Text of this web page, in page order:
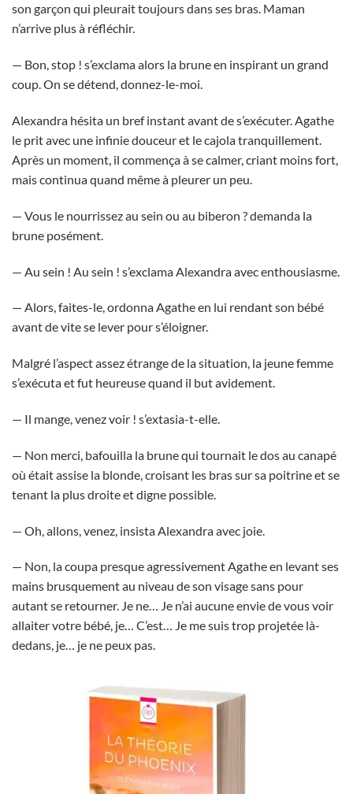
son garçon qui pleurait toujours dans ses bras. Maman
n’arrive plus à réfléchir.
— Bon, stop ! s’exclama alors la brune en inspirant un grand
coup. On se détend, donnez-le-moi.
Alexandra hésita un bref instant avant de s’exécuter. Agathe
le prit avec une infinie douceur et le cajola tranquillement.
Après un moment, il commença à se calmer, criant moins fort,
mais continua quand même à pleurer un peu.
— Vous le nourrissez au sein ou au biberon ? demanda la
brune posément.
— Au sein ! Au sein ! s’exclama Alexandra avec enthousiasme.
— Alors, faites-le, ordonna Agathe en lui rendant son bébé
avant de vite se lever pour s’éloigner.
Malgré l’aspect assez étrange de la situation, la jeune femme
s’exécuta et fut heureuse quand il but avidement.
— Il mange, venez voir ! s’extasia-t-elle.
— Non merci, bafouilla la brune qui tournait le dos au canapé
où était assise la blonde, croisant les bras sur sa poitrine et se
tenant la plus droite et digne possible.
— Oh, allons, venez, insista Alexandra avec joie.
— Non, la coupa presque agressivement Agathe en levant ses
mains brusquement au niveau de son visage sans pour
autant se retourner. Je ne… Je n’ai aucune envie de vous voir
allaiter votre bébé, je… C’est… Je me suis trop projetée là-
dedans, je… je ne peux pas.